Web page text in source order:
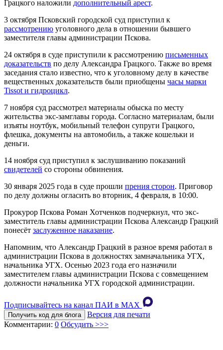
Грацкого наложили дополнительный арест.
3 октября Псковский городской суд приступил к
рассмотрению уголовного дела в отношении бывшего
заместителя главы администрации Пскова.
24 октября в суде приступили к рассмотрению письменных
доказательств по делу Александра Грацкого. Также во время
заседания стало известно, что к уголовному делу в качестве
вещественных доказательств были приобщены часы марки
Tissot и гидроцикл.
7 ноября суд рассмотрел материалы обыска по месту
жительства экс-замглавы города. Согласно материалам, были
изъяты ноутбук, мобильный телефон супруги Грацкого,
флешка, документы на автомобиль, а также кошельки и
деньги.
14 ноября суд приступил к заслушиванию показаний
свидетелей со стороны обвинения.
30 января 2025 года в суде прошли прения сторон. Приговор
по делу должны огласить во вторник, 4 февраля, в 10:00.
Прокурор Пскова Роман Хотченков подчеркнул, что экс-
заместитель главы администрации Пскова Александр Грацкий
понесёт заслуженное наказание.
Напомним, что Александр Грацкий в разное время работал в
администрации Пскова в должностях замначальника УГХ,
начальника УГХ. Осенью 2023 года его назначили
заместителем главы администрации Пскова с совмещением
должности начальника УГХ городской администрации.
Подписывайтесь на канал ПАИ в MAХ
Получить код для блога
Версия для печати
Комментарии: 0 Обсудить >>>